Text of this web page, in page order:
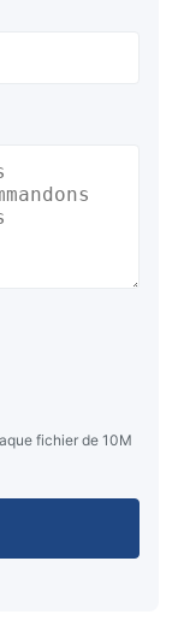
fichier de 10M